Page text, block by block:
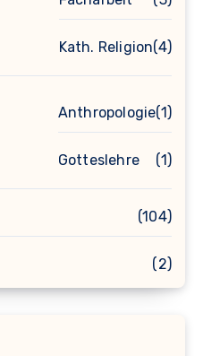
Kath. Religion(4)
Anthropologie(1)
Gotteslehre (1)
(104)
(2)